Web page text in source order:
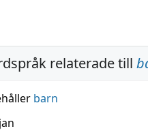
relaterade till
barn